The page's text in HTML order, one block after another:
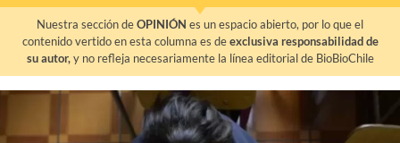
Nuestra sección deOPINIÓN es un espacio abierto, por lo que el
contenido vertido en esta columna es deexclusiva responsabilidad de
su autor,y no refleja necesariamente la línea editorial de BioBioChile